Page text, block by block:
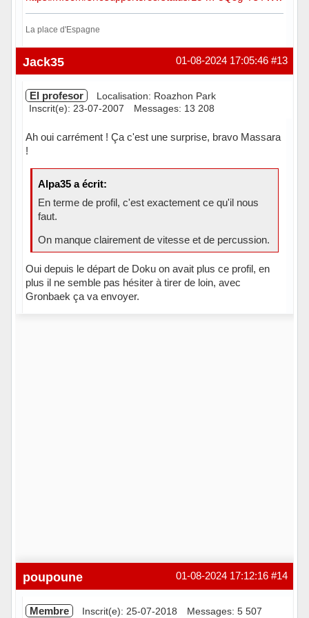
La place d'Espagne
Hors ligne #13
01-08-2024 17:05:46
Jack35
El profesor
Localisation: Roazhon Park
Inscrit(e): 23-07-2007
Messages: 13 208
Ah oui carrément ! Ça c'est une surprise, bravo Massara
!
Alpa35 a écrit:
En terme de profil, c'est exactement ce qu'il nous
faut.
On manque clairement de vitesse et de percussion.
Oui depuis le départ de Doku on avait plus ce profil, en
plus il ne semble pas hésiter à tirer de loin, avec
Gronbaek ça va envoyer.
#14
01-08-2024 17:12:16
poupoune
Membre Inscrit(e): 25-07-2018 Messages: 5 507